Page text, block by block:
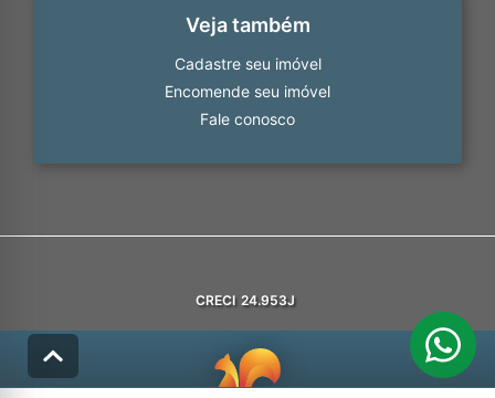
Veja também
Cadastre seu imóvel
Encomende seu imóvel
Fale conosco
CRECI 24.953J